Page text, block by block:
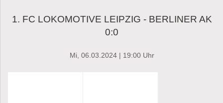
1. FC LOKOMOTIVE LEIPZIG - BERLINER AK
0:0
Mi, 06.03.2024 | 19:00 Uhr